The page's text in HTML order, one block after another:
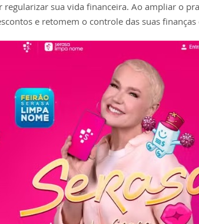
sua vida financeira. Ao ampliar o
e retomem o controle das suas